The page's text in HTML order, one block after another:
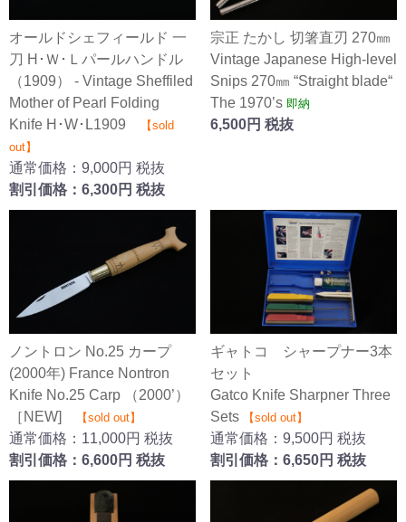
オールドシェフィールド 一
刀 H･Ｗ･Ｌパールハンドル
（1909） - Vintage Sheffiled
Mother of Pearl Folding
Knife H･W･L1909
【sold
out】
通常価格：9,000円 税抜
割引価格：6,300円 税抜
宗正 たかし 切箸直刃 270㎜
Vintage Japanese High-level
Snips 270㎜ “Straight blade“
The 1970’s 即納
6,500円 税抜
ノントロン No.25 カープ
(2000年) France Nontron
Knife No.25 Carp （2000’）
［NEW]
【sold out】
通常価格：11,000円 税抜
割引価格：6,600円 税抜
ギャトコ シャープナー3本
セット
Gatco Knife Sharpner Three
Sets
【sold out】
通常価格：9,500円 税抜
割引価格：6,650円 税抜